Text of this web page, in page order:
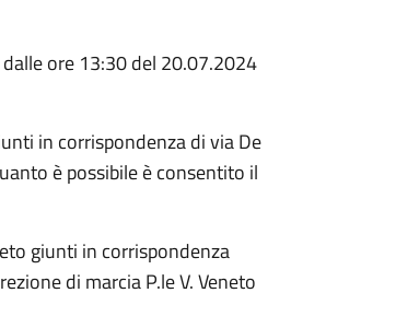
ore 13:30 del 20.07.2024
in corrispondenza di via De
è possibile è consentito il
giunti in corrispondenza
di marcia P.le V. Veneto